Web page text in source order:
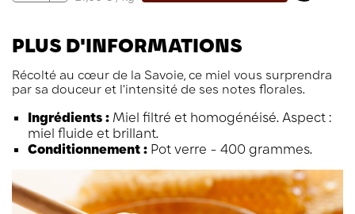
PLUS D'INFORMATIONS
Récolté au cœur de la Savoie, ce miel vous surprendra
par sa douceur et l'intensité de ses notes florales.
Ingrédients : Miel filtré et homogénéisé. Aspect :
miel fluide et brillant.
Conditionnement : Pot verre - 400 grammes.